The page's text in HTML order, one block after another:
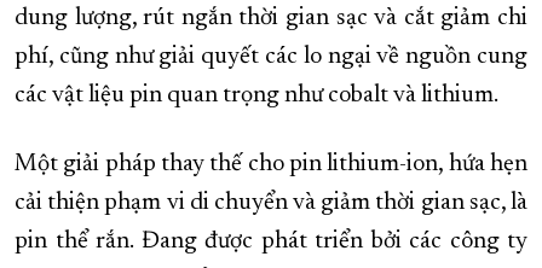
dung lượng, rút ngắn thời gian sạc và cắt giảm chi
phí, cũng như giải quyết các lo ngại về nguồn cung
các vật liệu pin quan trọng như cobalt và lithium.
Một giải pháp thay thế cho pin lithium-ion, hứa hẹn
cải thiện phạm vi di chuyển và giảm thời gian sạc, là
pin thể rắn. Đang được phát triển bởi các công ty